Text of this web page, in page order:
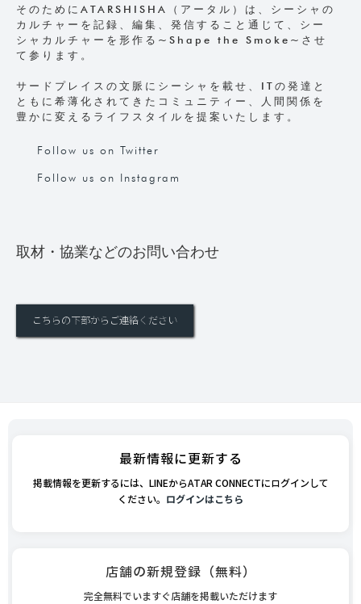
そのためにATARSHISHA（アータル）は、シーシャの
カルチャーを記録、編集、発信すること通じて、シー
シャカルチャーを形作る~Shape the Smoke~させ
て参ります。
サードプレイスの文脈にシーシャを載せ、ITの発達と
ともに希薄化されてきたコミュニティー、人間関係を
豊かに変えるライフスタイルを提案いたします。
Follow us on Twitter
Follow us on Instagram
取材・協業などのお問い合わせ
こちらの下部からご連絡ください
最新情報に更新する
掲載情報を更新するには、LINEからATAR CONNECTにログインして
ください。 ログインはこちら
店舗の新規登録（無料）
完全無料でいますぐ店舗を掲載いただけます